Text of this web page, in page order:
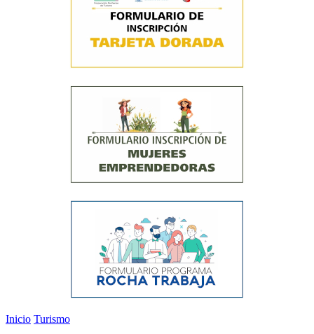
Inicio Turismo